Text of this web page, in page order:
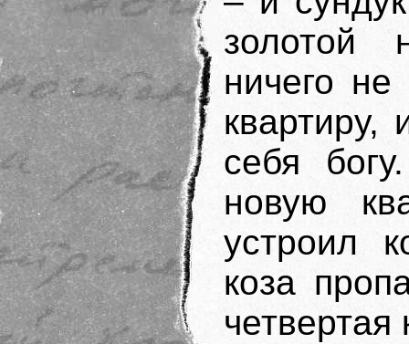
золотой
ничего
себя
новую
устроил
коза
четвертая